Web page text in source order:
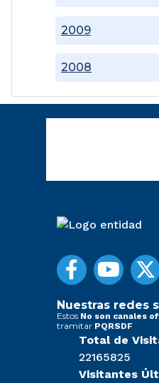
2008
2009
Nuestras redes
Estos No son canales
tramitar PQRSDF
Total de
22165825
Visitantes